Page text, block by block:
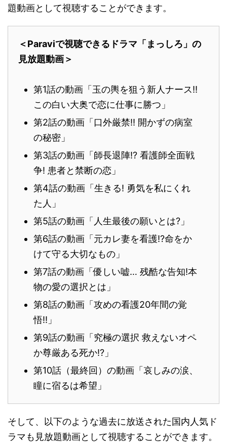
題動画として視聴することができます。
＜Paraviで視聴できるドラマ「まっしろ」の
見放題動画＞
第1話の動画「玉の輿を狙う新人ナース!!
この白い大奥で恋に仕事に勝つ」
第2話の動画「口外厳禁!! 開かずの病室
の秘密」
第3話の動画「師長退陣!? 看護師全面戦
争! 患者と禁断の恋」
第4話の動画「生きる! 勇気を私にくれ
た人」
第5話の動画「人生最後の願いとは?」
第6話の動画「元カレ妻を看護!?命をか
けて守る大切なもの」
第7話の動画「優しい嘘… 残酷な告知!本
物の愛の選択とは」
第8話の動画「攻めの看護20年間の覚
悟!!」
第9話の動画「究極の選択 救えないオペ
か尊厳ある死か!?」
第10話（最終回）の動画「哀しみの涙、
瞳に宿るは希望」
そして、以下のような過去に放送された国内人気ド
ラマも見放題動画として視聴することができます。